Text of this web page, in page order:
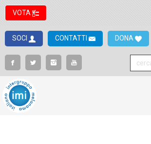
VOTA
SOCI CONTATTI DONA